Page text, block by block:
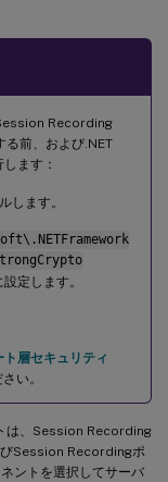
Recording
前、および.NET
ます：
します。
定します。
層セキュリティ
い。
は、Session Recording
Session Recordingポ
ントを選択してサーバ